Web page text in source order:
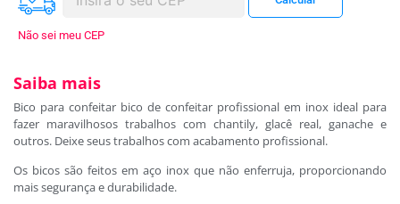
Não sei meu CEP
Saiba mais
Bico para confeitar bico de confeitar profissional em inox ideal para
fazer maravilhosos trabalhos com chantily, glacê real, ganache e
outros. Deixe seus trabalhos com acabamento profissional.
Os bicos são feitos em aço inox que não enferruja, proporcionando
mais segurança e durabilidade.